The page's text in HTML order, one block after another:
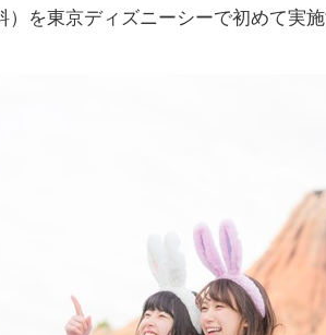
）を東京ディズニーシーで初めて実施